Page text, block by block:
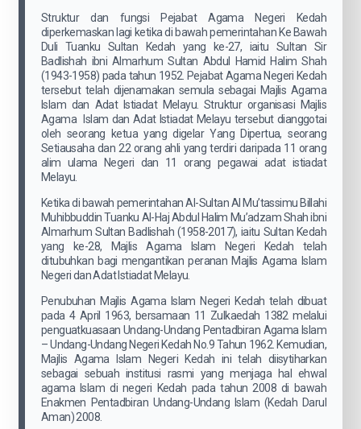
Struktur dan fungsi Pejabat Agama Negeri Kedah
diperkemaskan lagi ketika di bawah pemerintahan Ke Bawah
Duli Tuanku Sultan Kedah yang ke-27, iaitu Sultan Sir
Badlishah ibni Almarhum Sultan Abdul Hamid Halim Shah
(1943-1958) pada tahun 1952. Pejabat Agama Negeri Kedah
tersebut telah dijenamakan semula sebagai Majlis Agama
Islam dan Adat Istiadat Melayu. Struktur organisasi Majlis
Agama Islam dan Adat Istiadat Melayu tersebut dianggotai
oleh seorang ketua yang digelar Yang Dipertua, seorang
Setiausaha dan 22 orang ahli yang terdiri daripada 11 orang
alim ulama Negeri dan 11 orang pegawai adat istiadat
Melayu.
Ketika di bawah pemerintahan Al-Sultan Al Mu’tassimu Billahi
Muhibbuddin Tuanku Al-Haj Abdul Halim Mu’adzam Shah ibni
Almarhum Sultan Badlishah (1958-2017), iaitu Sultan Kedah
yang ke-28, Majlis Agama Islam Negeri Kedah telah
ditubuhkan bagi mengantikan peranan Majlis Agama Islam
Negeri dan Adat Istiadat Melayu.
Penubuhan Majlis Agama Islam Negeri Kedah telah dibuat
pada 4 April 1963, bersamaan 11 Zulkaedah 1382 melalui
penguatkuasaan Undang-Undang Pentadbiran Agama Islam
– Undang-Undang Negeri Kedah No.9 Tahun 1962. Kemudian,
Majlis Agama Islam Negeri Kedah ini telah diisytiharkan
sebagai sebuah institusi rasmi yang menjaga hal ehwal
agama Islam di negeri Kedah pada tahun 2008 di bawah
Enakmen Pentadbiran Undang-Undang Islam (Kedah Darul
Aman) 2008.